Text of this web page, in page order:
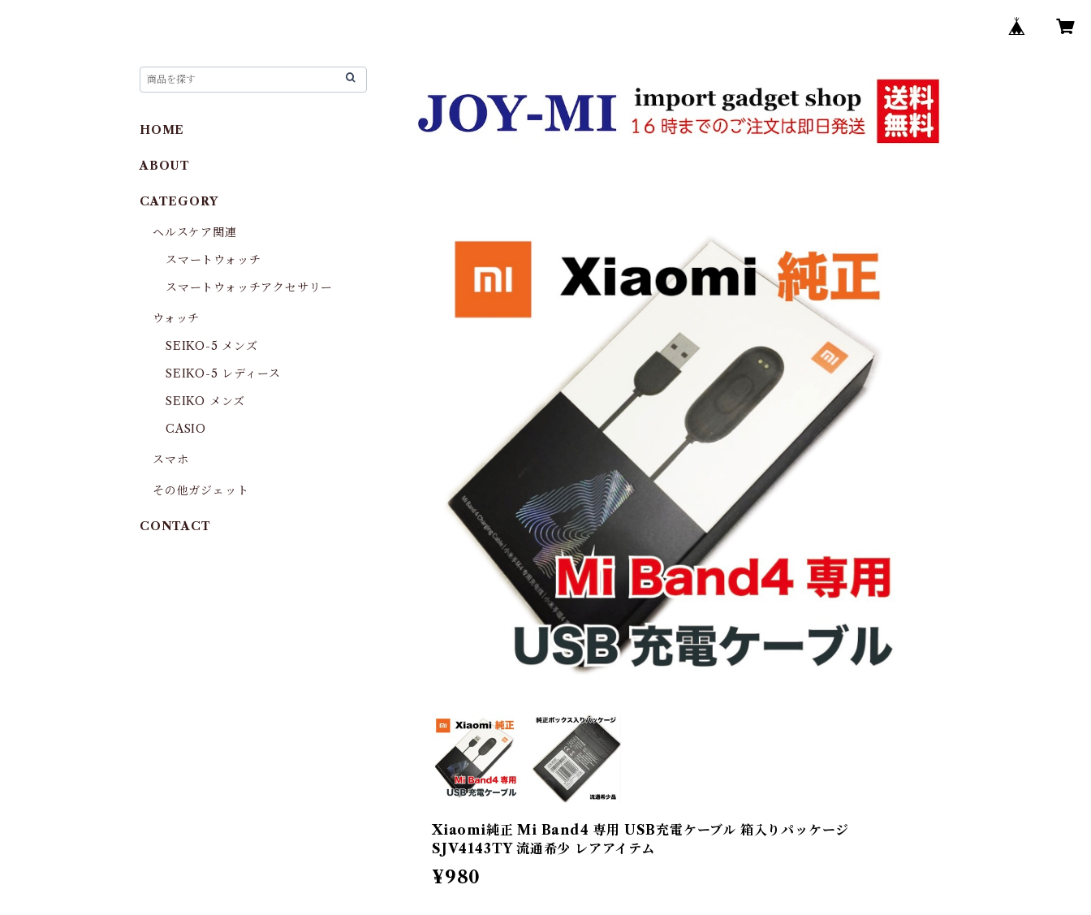
Xiaomi純正 Mi Band4 専用 USB充電ケーブル 箱入りパッケージ
SJV4143TY 流通希少 レアアイテム
¥980
HOME
ABOUT
CATEGORY
ヘルスケア関連
スマートウォッチ
スマートウォッチアクセサリー
ウォッチ
SEIKO-5 メンズ
SEIKO-5 レディース
SEIKO メンズ
CASIO
スマホ
その他ガジェット
CONTACT